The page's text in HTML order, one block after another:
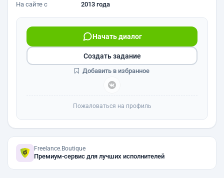
На сайте с
2013 года
Начать диалог
Создать задание
Добавить в избранное
Пожаловаться на профиль
Freelance.Boutique
Премиум-сервис для лучших исполнителей